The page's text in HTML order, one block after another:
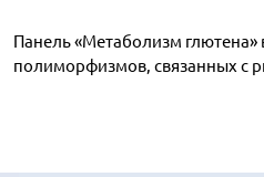
Панель «Метаболизм глютена»
полиморфизмов, связанных с